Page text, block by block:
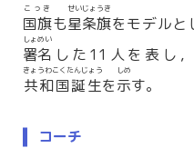
国旗
こっき
も星条旗
せいじょうき
をモデルと
署名
しょめい
した11人を表し
共和国誕生
きょうわこくたんじょう
を示
しめ
す。
コーチ